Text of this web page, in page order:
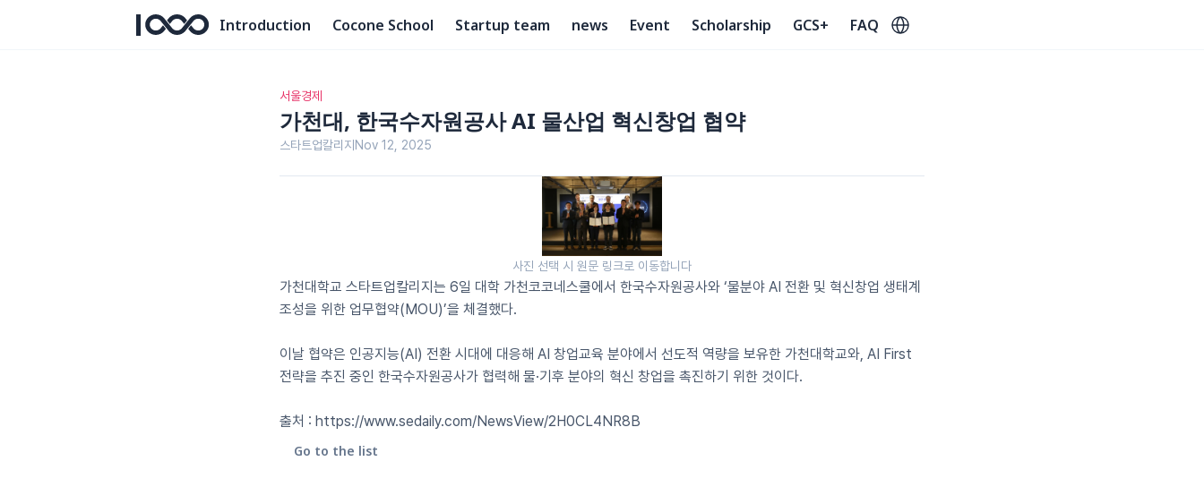
서울경제
가천대, 한국수자원공사 AI 물산업 혁신창업 협약
스타트업칼리지 Nov 12, 2025
사진 선택 시 원문 링크로 이동합니다
가천대학교 스타트업칼리지는 6일 대학 가천코코네스쿨에서 한국수자원공사와 ‘물분야 AI 전환 및 혁신창업 생태계
조성을 위한 업무협약(MOU)’을 체결했다.
이날 협약은 인공지능(AI) 전환 시대에 대응해 AI 창업교육 분야에서 선도적 역량을 보유한 가천대학교와, AI First
전략을 추진 중인 한국수자원공사가 협력해 물·기후 분야의 혁신 창업을 촉진하기 위한 것이다.
출처 : https://www.sedaily.com/NewsView/2H0CL4NR8B
Go to the list
Introduction Cocone School Startup team news Event Scholarship GCS+ FAQ Select Language